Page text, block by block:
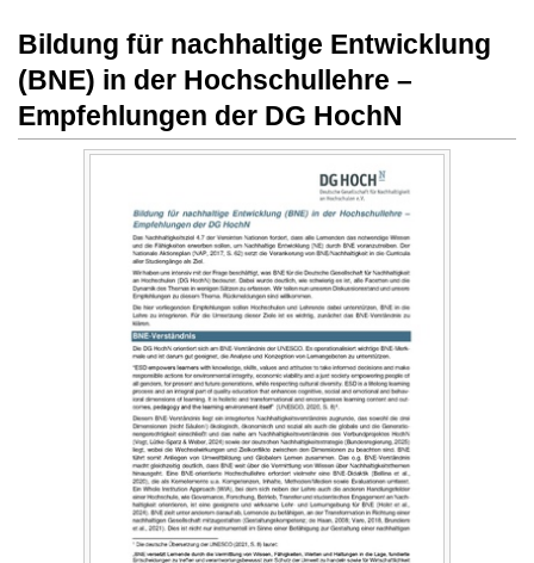
Bildung für nachhaltige Entwicklung
(BNE) in der Hochschullehre –
Empfehlungen der DG HochN